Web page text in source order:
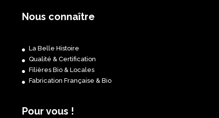
Nous connaître
La Belle Histoire
Qualité & Certification
Filières Bio & Locales
Fabrication Française & Bio
Pour vous !